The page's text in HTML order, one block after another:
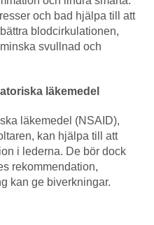
och bad hjälpa till att
blodcirkulationen,
svullnad och
läkemedel
läkemedel (NSAID),
kan hjälpa till att
i lederna. De bör dock
rekommendation,
kan ge biverkningar.